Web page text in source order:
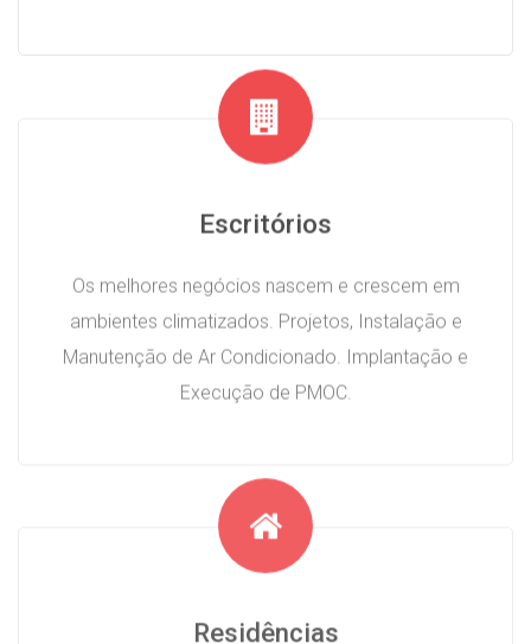
Escritórios
Os melhores negócios nascem e crescem em
ambientes climatizados. Projetos, Instalação e
Manutenção de Ar Condicionado. Implantação e
Execução de PMOC.
Residências